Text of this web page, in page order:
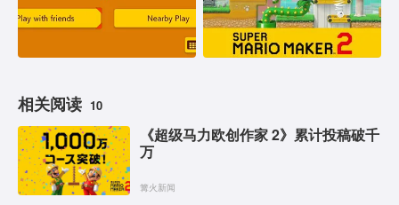
相关阅读 10
《超级马力欧创作家 2》累计投稿破千
万
篝火新闻